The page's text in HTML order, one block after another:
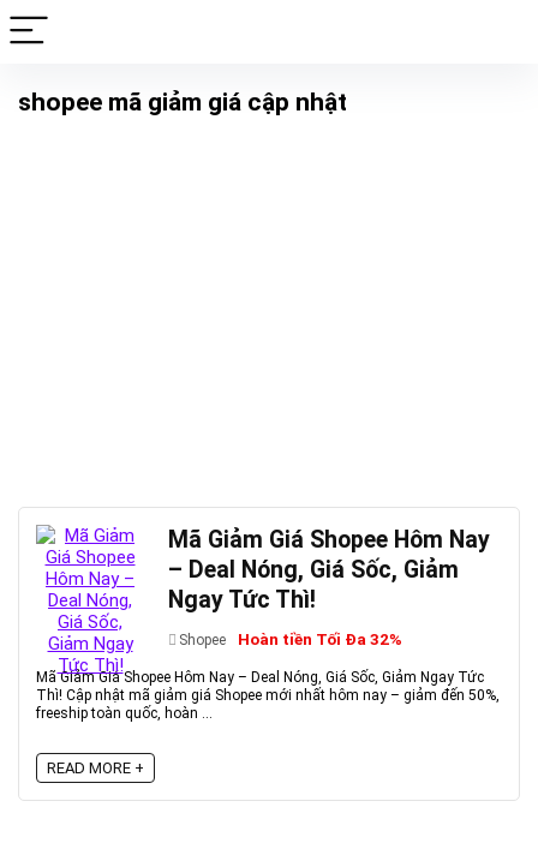
shopee mã giảm giá cập nhật
Mã Giảm Giá Shopee Hôm Nay
– Deal Nóng, Giá Sốc, Giảm
Ngay Tức Thì!
Shopee Hoàn tiền Tối Đa 32%
Mã Giảm Giá Shopee Hôm Nay – Deal Nóng, Giá Sốc, Giảm Ngay Tức
Thì! Cập nhật mã giảm giá Shopee mới nhất hôm nay – giảm đến 50%,
freeship toàn quốc, hoàn ...
READ MORE +